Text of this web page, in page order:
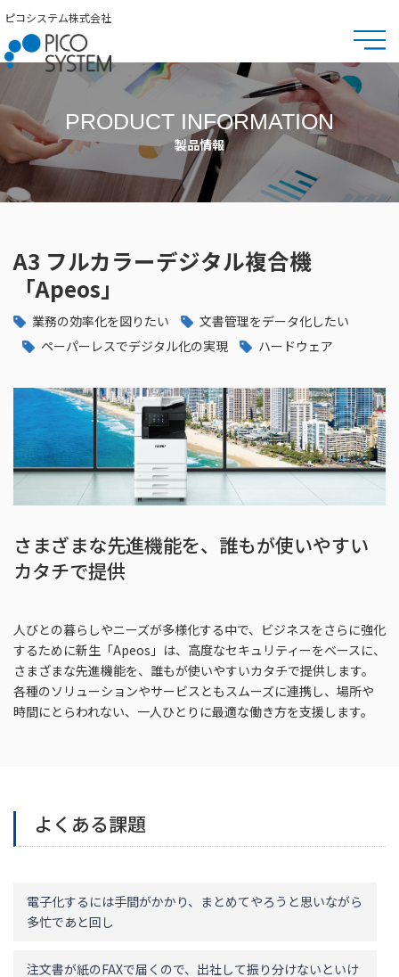
ピコシステム株式会社
PRODUCT INFORMATION
製品情報
A3 フルカラーデジタル複合機
「Apeos」
業務の効率化を図りたい
文書管理をデータ化したい
ペーパーレスでデジタル化の実現
ハードウェア
さまざまな先進機能を、誰もが使いやすい
カタチで提供
人びとの暮らしやニーズが多様化する中で、ビジネスをさらに強化
するために新生「Apeos」は、高度なセキュリティーをベースに、
さまざまな先進機能を、誰もが使いやすいカタチで提供します。
各種のソリューションやサービスともスムーズに連携し、場所や
時間にとらわれない、一人ひとりに最適な働き方を支援します。
よくある課題
電子化するには手間がかかり、まとめてやろうと思いながら
多忙であと回し
注文書が紙のFAXで届くので、出社して振り分けないといけ